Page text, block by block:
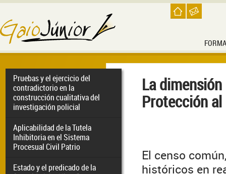
Pruebas y el ejercicio del
contradictorio en la
construcción cualitativa del
investigación policial
Aplicabilidad de la Tutela
Inhibitoria en el Sistema
Procesual Civil Patrio
Estado y el predicado de la
La
Protección
El censo
históricos en